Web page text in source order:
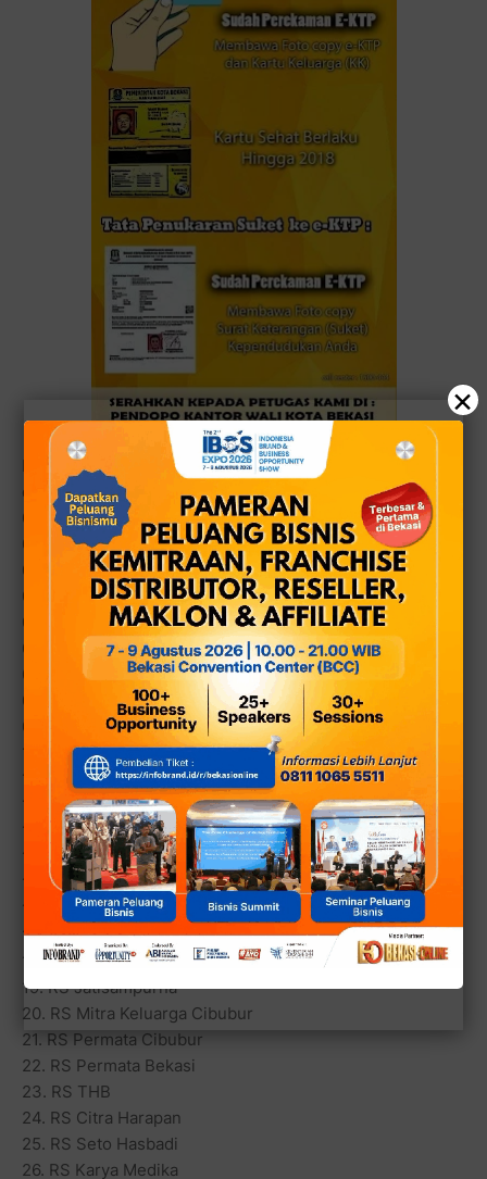
Daftar Rumah Sakit dalam kota Bekasi yang bekerja sama
dengan KS-NIK:
01. RSUD Kota Bekasi
02. RS Awal Bros
03. RS Hermina Bekasi
04. RS Ananda Bekasi
05. RS Mitra Keluarga Bekasi Timur
06. RS Mitra Keluarga Bekasi Barat
07. RS RM Zainutaqwa
08. RS Bhakti Kartini
09. RS Graha Juanda
10. RS Sentosa
11. RS Mekarsari
12. RS Anna Medika
13. RS Juwita
14. RS Rawalumbu
15. RS Anna Pekayon
16. RS Hermina Galaxy
17. RS Kartika Husada Jatiasih
18. RS Mas Mitra
19. RS Jatisampurna
20. RS Mitra Keluarga Cibubur
21. RS Permata Cibubur
22. RS Permata Bekasi
23. RS THB
24. RS Citra Harapan
25. RS Seto Hasbadi
26. RS Karya Medika
×